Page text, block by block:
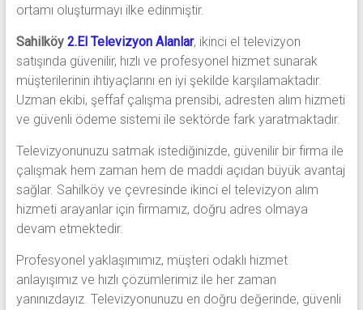
ortamı oluşturmayı ilke edinmiştir.
Sahilköy 2.El Televizyon Alanlar, ikinci el televizyon
satışında güvenilir, hızlı ve profesyonel hizmet sunarak
müşterilerinin ihtiyaçlarını en iyi şekilde karşılamaktadır.
Uzman ekibi, şeffaf çalışma prensibi, adresten alım hizmeti
ve güvenli ödeme sistemi ile sektörde fark yaratmaktadır.
Televizyonunuzu satmak istediğinizde, güvenilir bir firma ile
çalışmak hem zaman hem de maddi açıdan büyük avantaj
sağlar. Sahilköy ve çevresinde ikinci el televizyon alım
hizmeti arayanlar için firmamız, doğru adres olmaya
devam etmektedir.
Profesyonel yaklaşımımız, müşteri odaklı hizmet
anlayışımız ve hızlı çözümlerimiz ile her zaman
yanınızdayız. Televizyonunuzu en doğru değerinde, güvenli